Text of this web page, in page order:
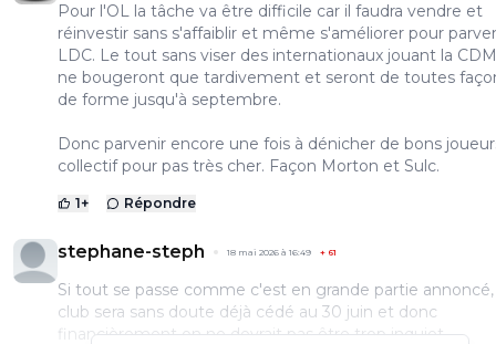
Pour l'OL la tâche va être difficile car il faudra vendre et
réinvestir sans s'affaiblir et même s'améliorer pour
LDC. Le tout sans viser des internationaux jouant la
ne bougeront que tardivement et seront de toutes
de forme jusqu'à septembre.
Donc parvenir encore une fois à dénicher de bons
collectif pour pas très cher. Façon Morton et Sulc.
1+ Répondre
stephane-steph 18 mai 2026 à 16:49 + 61
Si tout se passe comme c'est en grande partie
club sera sans doute déjà cédé au 30 juin et donc
financièrement on ne devrait pas être trop inquiet